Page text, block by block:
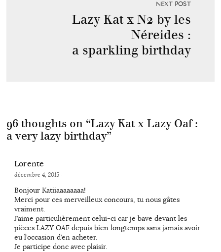
NEXT POST
Lazy Kat x N2 by les
Néreides :
a sparkling birthday
96 thoughts on “Lazy Kat x Lazy Oaf :
a very lazy birthday”
Lorente
décembre 4, 2015·
Bonjour Katiiaaaaaaaa!
Merci pour ces merveilleux concours, tu nous gâtes
vraiment.
J’aime particulièrement celui-ci car je bave devant les
pièces LAZY OAF depuis bien longtemps sans jamais avoir
eu l’occasion d’en acheter.
Je participe donc avec plaisir.